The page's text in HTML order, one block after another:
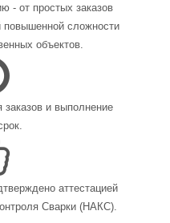
- от простых заказов
повышенной сложности
объектов.
заказов и выполнение
аттестацией
Сварки (НАКС).